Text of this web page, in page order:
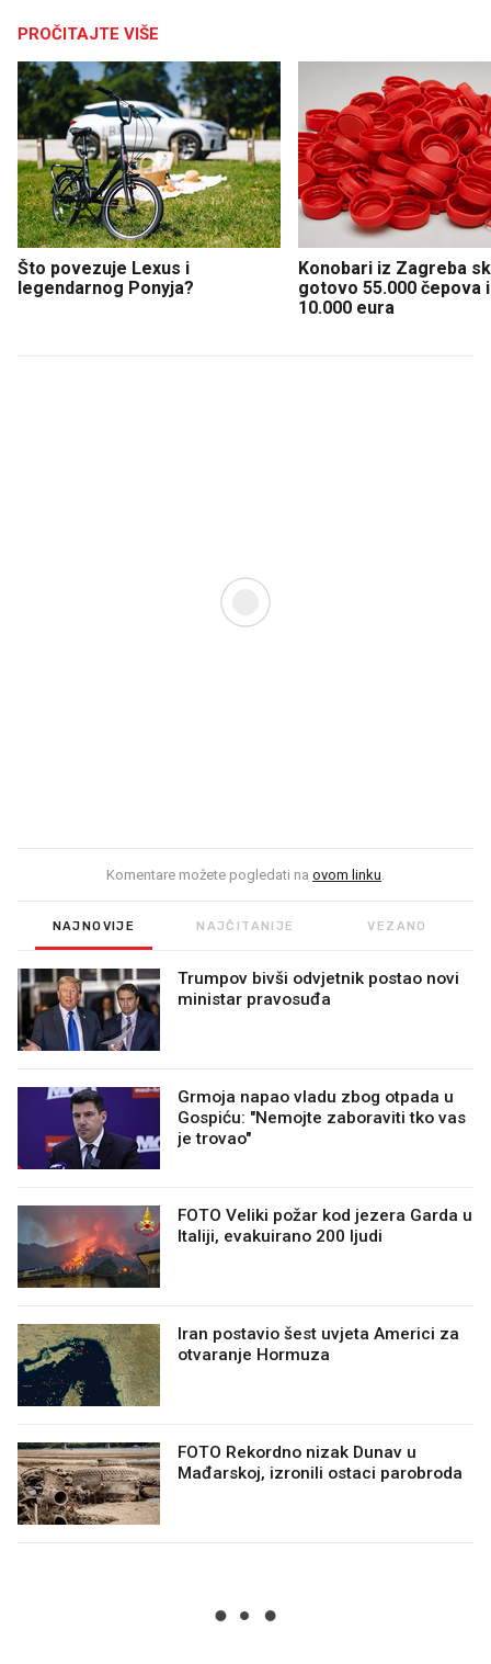
PROČITAJTE VIŠE
Što povezuje Lexus i
legendarnog Ponyja?
Konobari iz Zagreba
gotovo 55.000 čepova
10.000 eura
Komentare možete pogledati na ovom linku
NAJNOVIJE NAJČITANIJE VEZANO
Trumpov bivši odvjetnik postao novi
ministar pravosuđa
Grmoja napao vladu zbog otpada u
Gospiću: "Nemojte zaboraviti tko vas
je trovao"
FOTO Veliki požar kod jezera Garda u
Italiji, evakuirano 200 ljudi
Iran postavio šest uvjeta Americi za
otvaranje Hormuza
FOTO Rekordno nizak Dunav u
Mađarskoj, izronili ostaci parobroda